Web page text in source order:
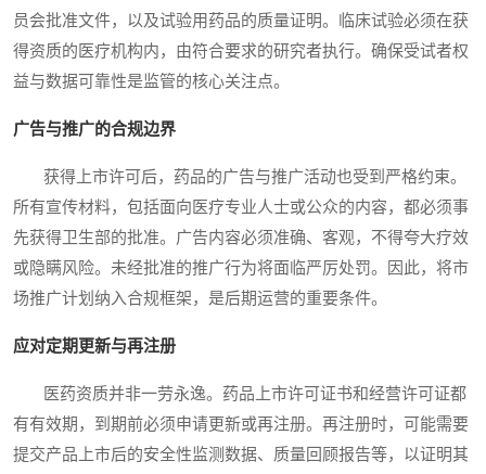
员会批准文件，以及试验用药品的质量证明。临床试验必须在获
得资质的医疗机构内，由符合要求的研究者执行。确保受试者权
益与数据可靠性是监管的核心关注点。
广告与推广的合规边界
获得上市许可后，药品的广告与推广活动也受到严格约束。
所有宣传材料，包括面向医疗专业人士或公众的内容，都必须事
先获得卫生部的批准。广告内容必须准确、客观，不得夸大疗效
或隐瞒风险。未经批准的推广行为将面临严厉处罚。因此，将市
场推广计划纳入合规框架，是后期运营的重要条件。
应对定期更新与再注册
医药资质并非一劳永逸。药品上市许可证书和经营许可证都
有有效期，到期前必须申请更新或再注册。再注册时，可能需要
提交产品上市后的安全性监测数据、质量回顾报告等，以证明其